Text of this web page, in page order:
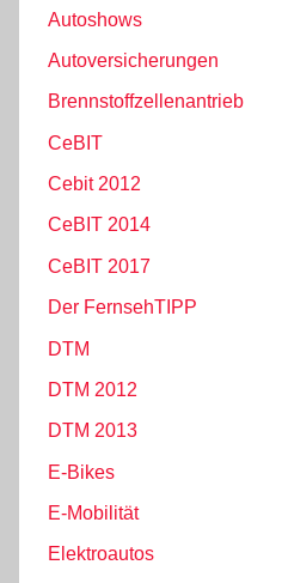
Autoshows
Autoversicherungen
Brennstoffzellenantrieb
CeBIT
Cebit 2012
CeBIT 2014
CeBIT 2017
Der FernsehTIPP
DTM
DTM 2012
DTM 2013
E-Bikes
E-Mobilität
Elektroautos